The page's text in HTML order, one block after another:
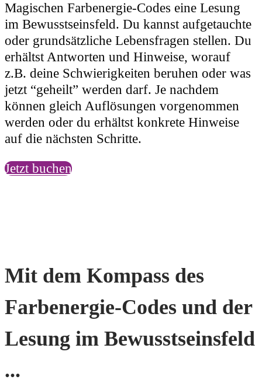
Magischen Farbenergie-Codes eine Lesung
im Bewusstseinsfeld. Du kannst aufgetauchte
oder grundsätzliche Lebensfragen stellen. Du
erhältst Antworten und Hinweise, worauf
z.B. deine Schwierigkeiten beruhen oder was
jetzt “geheilt” werden darf. Je nachdem
können gleich Auflösungen vorgenommen
werden oder du erhältst konkrete Hinweise
auf die nächsten Schritte.
Jetzt buchen
Mit dem Kompass des
Farbenergie-Codes und der
Lesung im Bewusstseinsfeld
...